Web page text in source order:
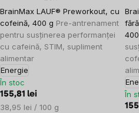
BrainMax LAUF® Preworkout, cu
cofeină, 400 g Pre-antrenament
pentru susținerea performanței
cu cafeină, STIM, supliment
alimentar
Energie
În stoc
155,81 lei
Evaluare
38,95 lei / 100 g
În